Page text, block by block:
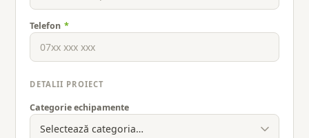
Telefon *
DETALII PROIECT
Categorie echipamente